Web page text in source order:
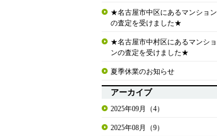
★名古屋市中区にあるマンション
の査定を受けました★
★名古屋市中村区にあるマンショ
ンの査定を受けました★
夏季休業のお知らせ
アーカイブ
2025年09月（4）
2025年08月（9）